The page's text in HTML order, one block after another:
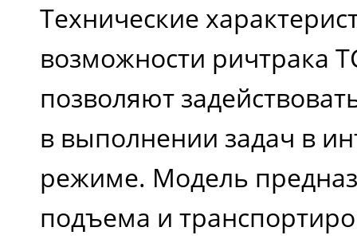
Технические
возможности ричтрака
позволяют
в выполнении задач в
режиме. Модель
подъема и